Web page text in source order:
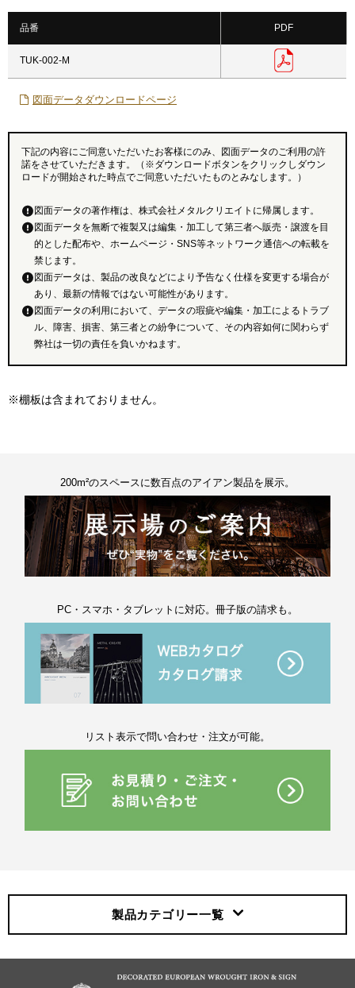
品番 PDF
TUK-002-M
図面データダウンロードページ
下記の内容にご同意いただいたお客様にのみ、図面データのご利用の許
諾をさせていただきます。（※ダウンロードボタンをクリックしダウン
ロードが開始された時点でご同意いただいたものとみなします。）
図面データの著作権は、株式会社メタルクリエイトに帰属します。
図面データを無断で複製又は編集・加工して第三者へ販売・譲渡を目
的とした配布や、ホームページ・SNS等ネットワーク通信への転載を
禁じます。
図面データは、製品の改良などにより予告なく仕様を変更する場合が
あり、最新の情報ではない可能性があります。
図面データの利用において、データの瑕疵や編集・加工によるトラブ
ル、障害、損害、第三者との紛争について、その内容如何に関わらず
弊社は一切の責任を負いかねます。
※棚板は含まれておりません。
200m²のスペースに数百点のアイアン製品を展示。
PC・スマホ・タブレットに対応。冊子版の請求も。
リスト表示で問い合わせ・注文が可能。
製品カテゴリー一覧